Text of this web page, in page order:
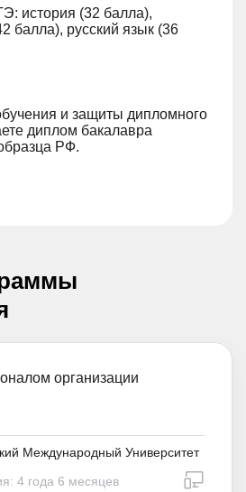
история (32 балла),
балла), русский язык (36
и защиты дипломного
диплом бакалавра
РФ.
организации
Международный Университет
4 года 6 месяцев